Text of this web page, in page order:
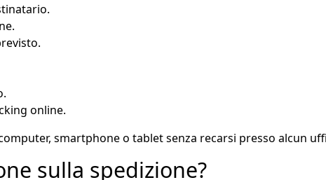
online.
smartphone o tablet senza recarsi presso alcun
sulla spedizione?